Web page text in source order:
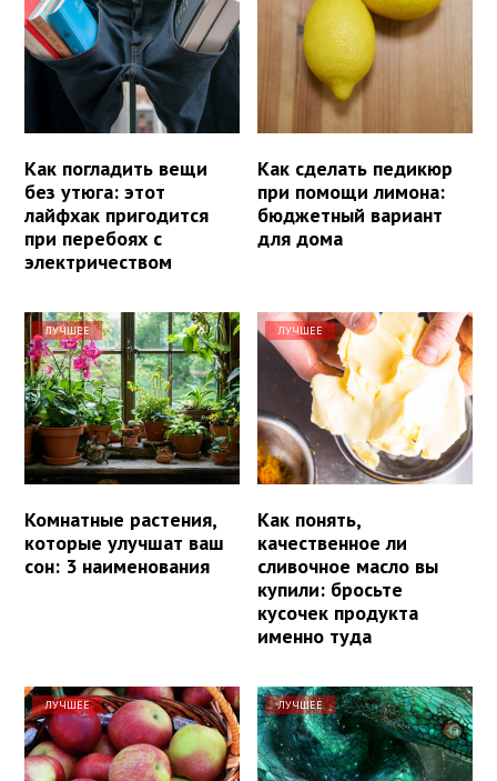
Как погладить вещи
без утюга: этот
лайфхак пригодится
при перебоях с
электричеством
Как сделать педикюр
при помощи лимона:
бюджетный вариант
для дома
ЛУЧШЕЕ
Комнатные растения,
которые улучшат ваш
сон: 3 наименования
ЛУЧШЕЕ
Как понять,
качественное ли
сливочное масло вы
купили: бросьте
кусочек продукта
именно туда
ЛУЧШЕЕ ЛУЧШЕЕ